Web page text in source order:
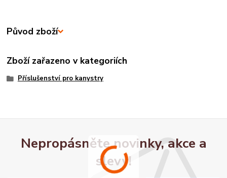
Původ zboží
Zboží zařazeno v kategoriích
Příslušenství pro kanystry
Nepropásněte novinky, akce a
slevy!